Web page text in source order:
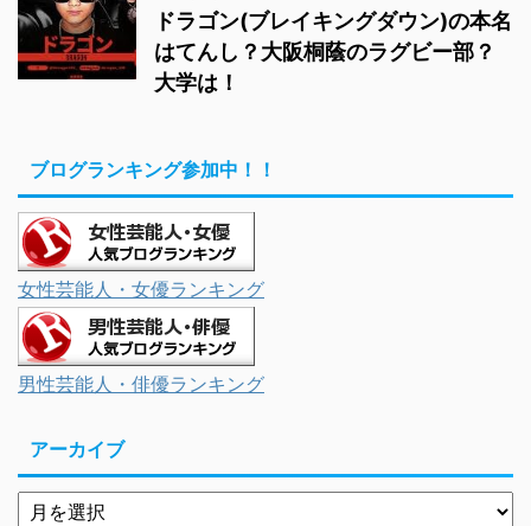
ドラゴン(ブレイキングダウン)の本名
はてんし？大阪桐蔭のラグビー部？
大学は！
ブログランキング参加中！！
女性芸能人・女優ランキング
男性芸能人・俳優ランキング
アーカイブ